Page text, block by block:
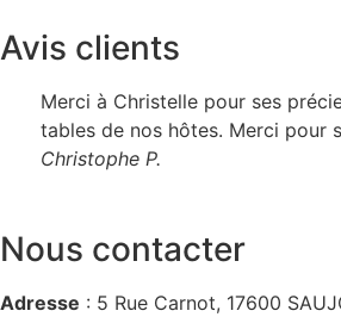
Avis clients
Merci à Christelle pour ses
tables de nos hôtes. Merci pour
Christophe P.
Nous contacter
Adresse : 5 Rue Carnot, 17600